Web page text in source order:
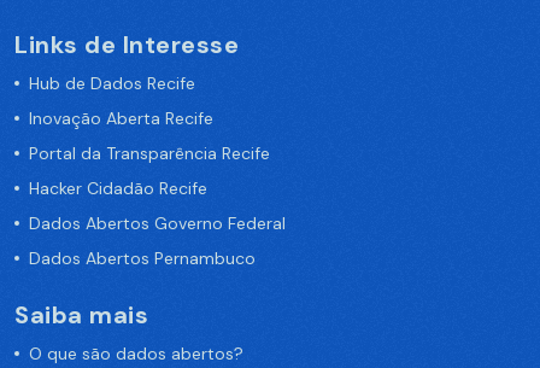
Links de Interesse
Hub de Dados Recife
Inovação Aberta Recife
Portal da Transparência Recife
Hacker Cidadão Recife
Dados Abertos Governo Federal
Dados Abertos Pernambuco
Saiba mais
O que são dados abertos?